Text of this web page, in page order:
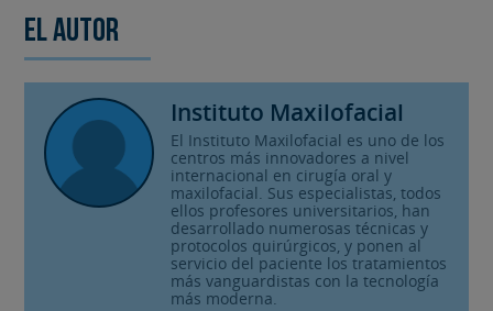
El autor
Instituto Maxilofacial
El Instituto Maxilofacial es uno de los
centros más innovadores a nivel
internacional en cirugía oral y
maxilofacial. Sus especialistas, todos
ellos profesores universitarios, han
desarrollado numerosas técnicas y
protocolos quirúrgicos, y ponen al
servicio del paciente los tratamientos
más vanguardistas con la tecnología
más moderna.